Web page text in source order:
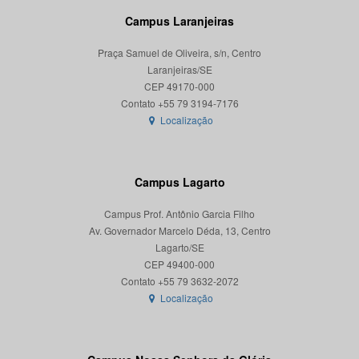
Campus Laranjeiras
Praça Samuel de Oliveira, s/n, Centro
Laranjeiras/SE
CEP 49170-000
Localização
Campus Lagarto
Campus Prof. Antônio Garcia Filho
Av. Governador Marcelo Déda, 13, Centro
Lagarto/SE
CEP 49400-000
Localização